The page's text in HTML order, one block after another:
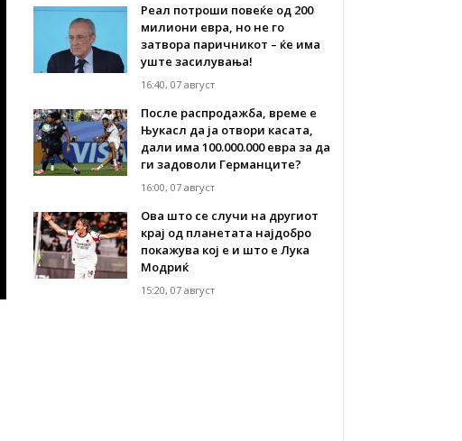
Реал потроши повеќе од 200
милиони евра, но не го
затвора паричникот – ќе има
уште засилувања!
16:40, 07 август
После распродажба, време е
Њукасл да ја отвори касата,
дали има 100.000.000 евра за да
ги задоволи Германците?
16:00, 07 август
Ова што се случи на другиот
крај од планетата најдобро
покажува кој е и што е Лука
Модриќ
15:20, 07 август